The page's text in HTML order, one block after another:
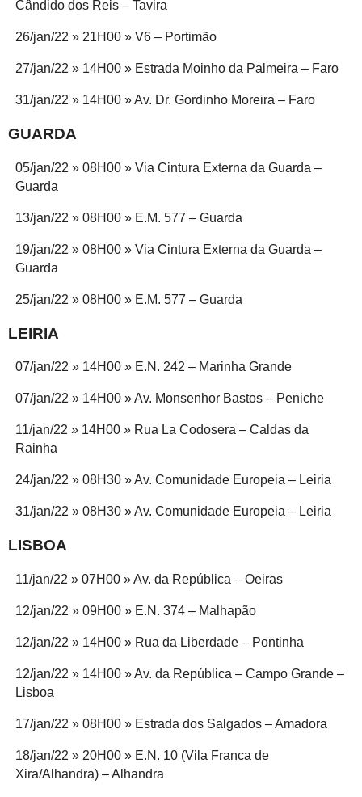
Cândido dos Reis – Tavira
26/jan/22 » 21H00 » V6 – Portimão
27/jan/22 » 14H00 » Estrada Moinho da Palmeira – Faro
31/jan/22 » 14H00 » Av. Dr. Gordinho Moreira – Faro
GUARDA
05/jan/22 » 08H00 » Via Cintura Externa da Guarda –
Guarda
13/jan/22 » 08H00 » E.M. 577 – Guarda
19/jan/22 » 08H00 » Via Cintura Externa da Guarda –
Guarda
25/jan/22 » 08H00 » E.M. 577 – Guarda
LEIRIA
07/jan/22 » 14H00 » E.N. 242 – Marinha Grande
07/jan/22 » 14H00 » Av. Monsenhor Bastos – Peniche
11/jan/22 » 14H00 » Rua La Codosera – Caldas da
Rainha
24/jan/22 » 08H30 » Av. Comunidade Europeia – Leiria
31/jan/22 » 08H30 » Av. Comunidade Europeia – Leiria
LISBOA
11/jan/22 » 07H00 » Av. da República – Oeiras
12/jan/22 » 09H00 » E.N. 374 – Malhapão
12/jan/22 » 14H00 » Rua da Liberdade – Pontinha
12/jan/22 » 14H00 » Av. da República – Campo Grande –
Lisboa
17/jan/22 » 08H00 » Estrada dos Salgados – Amadora
18/jan/22 » 20H00 » E.N. 10 (Vila Franca de
Xira/Alhandra) – Alhandra